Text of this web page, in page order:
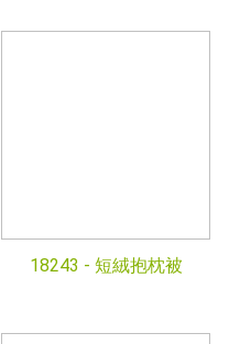
18243 - 短絨抱枕被